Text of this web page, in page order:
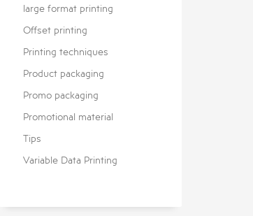
large format printing
Offset printing
Printing techniques
Product packaging
Promo packaging
Promotional material
Tips
Variable Data Printing